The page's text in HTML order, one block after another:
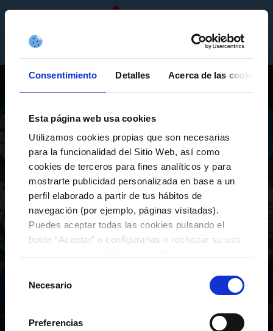
Consentimiento Detalles Acerca de las cookies
Esta página web usa cookies
Utilizamos cookies propias que son necesarias
para la funcionalidad del Sitio Web, así como
cookies de terceros para fines analíticos y para
mostrarte publicidad personalizada en base a un
perfil elaborado a partir de tus hábitos de
navegación (por ejemplo, páginas visitadas).
Puedes aceptar todas las cookies pulsando el
botón “Aceptar” o configurarlas o rechazar su uso
Necesario
Preferencias
FIRST TEAM CELTA FORTUNA
CELTA INTEGRA ESPORTS
A Canteira
UNDER 16’S A UNDER 16’S B
UNDER 14’S A UNDER 14’S B
UNDER 12’S B
UNDER 14’S – AS CELTAS
PLAYERS LEAGUE TABLE MATCHES